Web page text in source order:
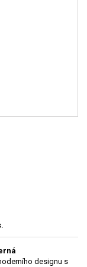
designu s